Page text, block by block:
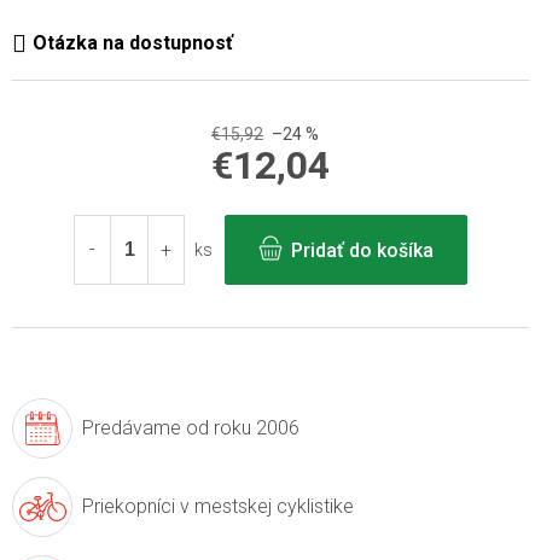
€15,92 –24 %
€12,04
cena:
ks
Pridať do košíka
Predávame od roku 2006
Priekopníci v mestskej cyklistike